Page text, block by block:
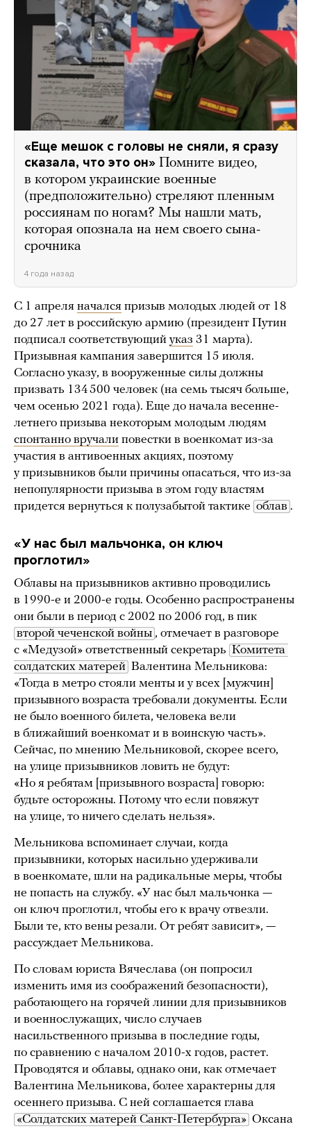
«Еще мешок с головы не сняли, я сразу
сказала, что это он» Помните видео,
в котором украинские военные
(предположительно) стреляют пленным
россиянам по ногам? Мы нашли мать,
которая опознала на нем своего сына-
срочника
4 года назад
С 1 апреля начался призыв молодых людей от 18
до 27 лет в российскую армию (президент Путин
подписал соответствующий указ 31 марта).
Призывная кампания завершится 15 июля.
Согласно указу, в вооруженные силы должны
призвать 134 500 человек (на семь тысяч больше,
чем осенью 2021 года). Еще до начала весенне-
летнего призыва некоторым молодым людям
спонтанно вручали повестки в военкомат из-за
участия в антивоенных акциях, поэтому
у призывников были причины опасаться, что из-за
непопулярности призыва в этом году властям
придется вернуться к полузабытой тактике облав .
«У нас был мальчонка, он ключ
проглотил»
Облавы на призывников активно проводились
в 1990-е и 2000-е годы. Особенно распространены
они были в период с 2002 по 2006 год, в пик
второй чеченской войны , отмечает в разговоре
с «Медузой» ответственный секретарь Комитета
солдатских матерей Валентина Мельникова:
«Тогда в метро стояли менты и у всех [мужчин]
призывного возраста требовали документы. Если
не было военного билета, человека вели
в ближайший военкомат и в воинскую часть».
Сейчас, по мнению Мельниковой, скорее всего,
на улице призывников ловить не будут:
«Но я ребятам [призывного возраста] говорю:
будьте осторожны. Потому что если повяжут
на улице, то ничего сделать нельзя».
Мельникова вспоминает случаи, когда
призывники, которых насильно удерживали
в военкомате, шли на радикальные меры, чтобы
не попасть на службу. «У нас был мальчонка —
он ключ проглотил, чтобы его к врачу отвезли.
Были те, кто вены резали. От ребят зависит», —
рассуждает Мельникова.
По словам юриста Вячеслава (он попросил
изменить имя из соображений безопасности),
работающего на горячей линии для призывников
и военнослужащих, число случаев
насильственного призыва в последние годы,
по сравнению с началом 2010-х годов, растет.
Проводятся и облавы, однако они, как отмечает
Валентина Мельникова, более характерны для
осеннего призыва. С ней соглашается глава
«Солдатских матерей Санкт-Петербурга» Оксана